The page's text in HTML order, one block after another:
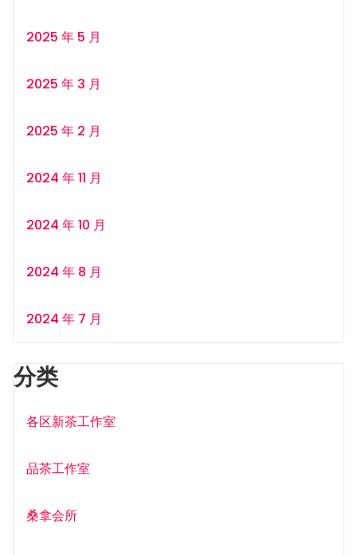
2025 年 5 月
2025 年 3 月
2025 年 2 月
2024 年 11 月
2024 年 10 月
2024 年 8 月
2024 年 7 月
分类
各区新茶工作室
品茶工作室
桑拿会所